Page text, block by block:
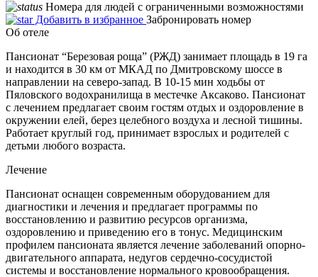
Номера для людей с ограниченными возможностями
Добавить в избранное Забронировать номер
Об отеле
Пансионат “Березовая роща” (РЖД) занимает площадь в 19 га
и находится в 30 км от МКАД по Дмитровскому шоссе в
направлении на северо-запад. В 10-15 мин ходьбы от
Пяловского водохранилища в местечке Аксаково. Пансионат
с лечением предлагает своим гостям отдых и оздоровление в
окружении елей, берез целебного воздуха и лесной тишины.
Работает круглый год, принимает взрослых и родителей с
детьми любого возраста.
Лечение
Пансионат оснащен современным оборудованием для
диагностики и лечения и предлагает программы по
восстановлению и развитию ресурсов организма,
оздоровлению и приведению его в тонус. Медицинским
профилем пансионата является лечение заболеваний опорно-
двигательного аппарата, недугов сердечно-сосудистой
системы и восстановление нормального кровообращения.